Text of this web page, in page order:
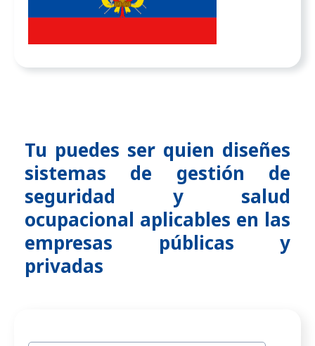
Tu puedes ser quien diseñes
sistemas de gestión de
seguridad y salud
ocupacional aplicables en las
empresas públicas y
privadas